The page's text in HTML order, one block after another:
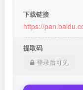
下载链接
https://
提取码
登录后可见